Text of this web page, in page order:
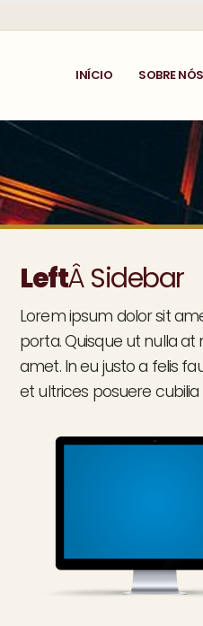
INÍCIO SOBRE NÓS
LeftÂSidebar
Lorem ipsum dolor sit
porta. Quisque ut nulla
amet. In eu justo a felis
et ultrices posuere cubilia